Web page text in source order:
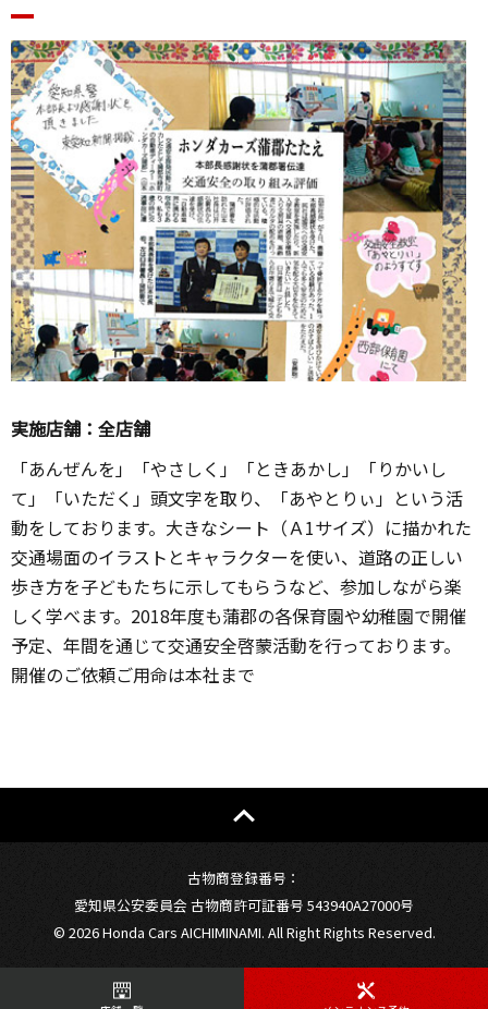
実施店舗：全店舗
「あんぜんを」「やさしく」「ときあかし」「りかいし
て」「いただく」頭文字を取り、「あやとりぃ」という活
動をしております。大きなシート（Ａ1サイズ）に描かれた
交通場面のイラストとキャラクターを使い、道路の正しい
歩き方を子どもたちに示してもらうなど、参加しながら楽
しく学べます。2018年度も蒲郡の各保育園や幼稚園で開催
予定、年間を通じて交通安全啓蒙活動を行っております。
開催のご依頼ご用命は本社まで
古物商登録番号：
愛知県公安委員会 古物商許可証番号 543940A27000号
© 2026 Honda Cars AICHIMINAMI. All Right Rights Reserved.